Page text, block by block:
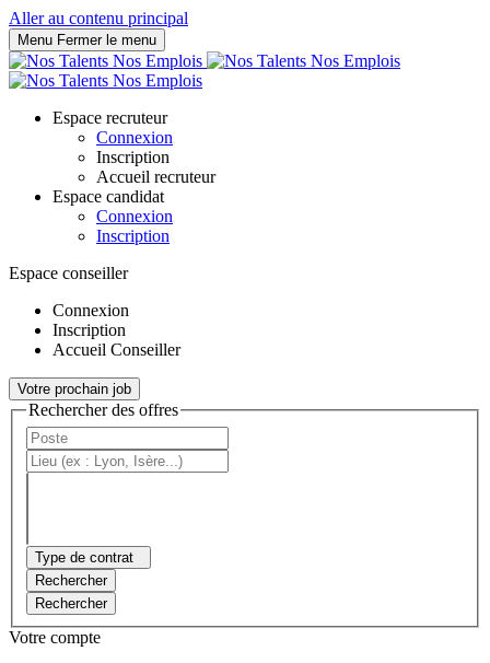
Aller au contenu principal
Menu Fermer le menu
Espace recruteur
Connexion
Inscription
Accueil recruteur
Espace candidat
Connexion
Inscription
Espace conseiller
Connexion
Inscription
Accueil Conseiller
Votre prochain job
Rechercher des offres
Type de contrat
Rechercher
Rechercher
Votre compte
Panneau de gestion des cookies